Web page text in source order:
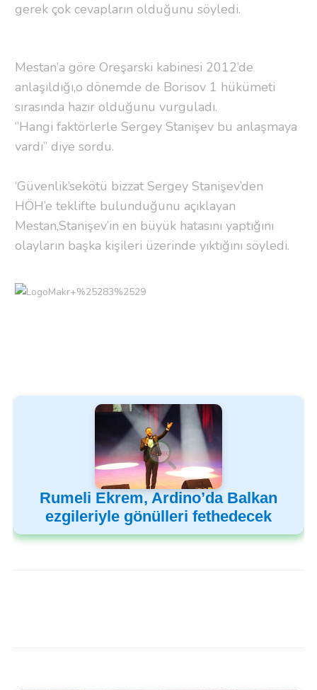
gerek çok cevapların olduğunu söyledi.
Mestan’a göre Oreşarski kabinesi 2012’de
anlaşıldığı,o dönemde de Borisov 1 hükümeti
sırasında hazır olduğunu vurguladı.
‘’Hangi faktörlerle Sergey Stanişev bu anlaşmaya
vardı’’ diye sordu.
‘Güvenlik’sekötü bizzat Sergey Stanişev’den
HÖH’e teklifte bulunduğunu açıklayan
Mestan,Stanişev’in en büyük hatasını yaptığını
olayların başka kişileri üzerinde yıktığını söyledi.
Rumeli Ekrem, Ardino’da Balkan
ezgileriyle gönülleri fethedecek